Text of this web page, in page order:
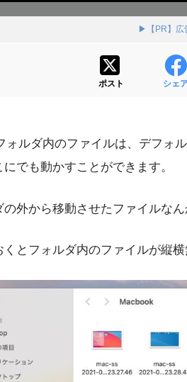
▶【PR】広
ポスト シェ
ォルダ内のファイルは、デフォ
にでも動かすことができます。
の外から移動させたファイルな
くとフォルダ内のファイルが縦